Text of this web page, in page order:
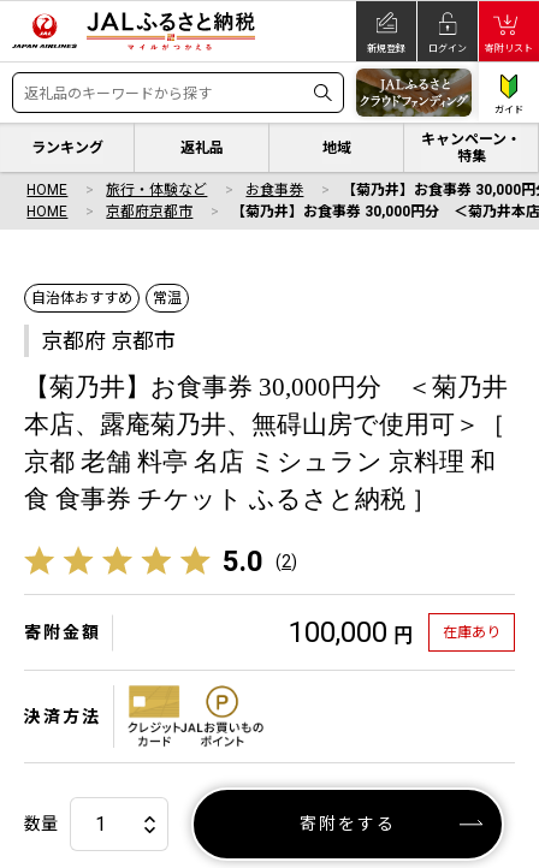
新規登録 ログイン 寄附リスト
ガイド
ランキング 返礼品 地域
キャンペーン・
特集
HOME 旅行・体験など お食事券
【菊乃井】お食事券 30,000
HOME
京都府京都市 【菊乃井】お食事券 30,000円分 ＜菊乃井本
自治体おすすめ 常温
京都府 京都市
【菊乃井】お食事券 30,000円分 ＜菊乃井
本店、露庵菊乃井、無碍山房で使用可＞［
京都 老舗 料亭 名店 ミシュラン 京料理 和
食 食事券 チケット ふるさと納税 ］
5.0 (2)
寄附金額 100,000 円 在庫あり
決済方法
数量 寄附をする